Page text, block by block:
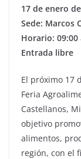
17 de enero
Sede: Marcos
Horario: 09:00
Entrada libre
El próximo 17
Feria
Castellanos,
objetivo
alimentos,
región, con el